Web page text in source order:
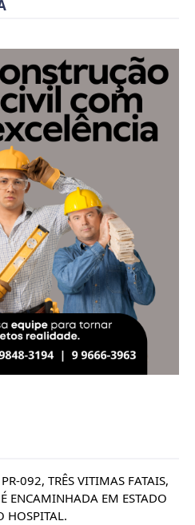
092, TRÊS VITIMAS FATAIS,
ENCAMINHADA EM ESTADO
HOSPITAL.